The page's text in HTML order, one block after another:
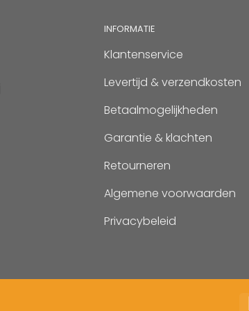
INFORMATIE
Klantenservice
Levertijd & verzendkosten
Betaalmogelijkheden
Garantie & klachten
Retourneren
Algemene voorwaarden
Privacybeleid